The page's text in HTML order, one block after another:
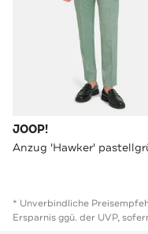
JOOP!
Anzug 'Hawker'
* Unverbindliche
Ersparnis ggü. der UVP,